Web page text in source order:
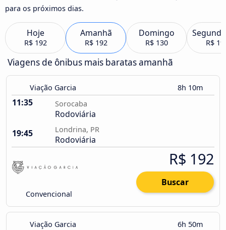
para os próximos dias.
Hoje
R$ 192
Amanhã
R$ 192
Domingo
R$ 130 R$
Viagens de ônibus mais baratas amanhã
Viação Garcia 8h 10m
11:35 Sorocaba
Rodoviária
19:45
Londrina, PR
Rodoviária
Convencional
R$ 192
Buscar
Viação Garcia 6h 50m